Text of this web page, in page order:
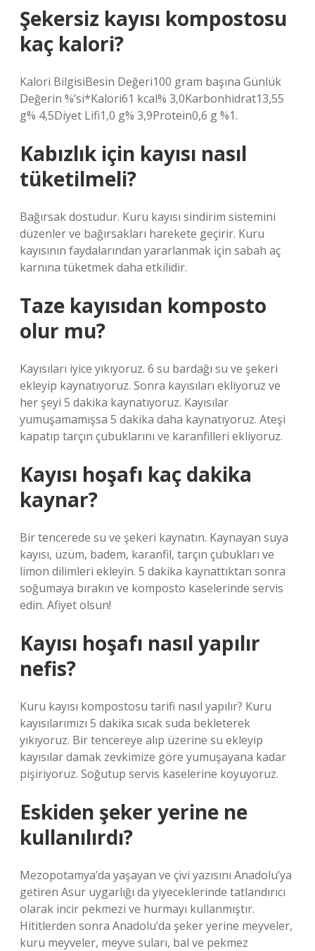
Şekersiz kayısı kompostosu
kaç kalori?
Kalori BilgisiBesin Değeri100 gram başına Günlük
Değerin %’si*Kalori61 kcal% 3,0Karbonhidrat13,55
g% 4,5Diyet Lifi1,0 g% 3,9Protein0,6 g %1.
Kabızlık için kayısı nasıl
tüketilmeli?
Bağırsak dostudur. Kuru kayısı sindirim sistemini
düzenler ve bağırsakları harekete geçirir. Kuru
kayısının faydalarından yararlanmak için sabah aç
karnına tüketmek daha etkilidir.
Taze kayısıdan komposto
olur mu?
Kayısıları iyice yıkıyoruz. 6 su bardağı su ve şekeri
ekleyip kaynatıyoruz. Sonra kayısıları ekliyoruz ve
her şeyi 5 dakika kaynatıyoruz. Kayısılar
yumuşamamışsa 5 dakika daha kaynatıyoruz. Ateşi
kapatıp tarçın çubuklarını ve karanfilleri ekliyoruz.
Kayısı hoşafı kaç dakika
kaynar?
Bir tencerede su ve şekeri kaynatın. Kaynayan suya
kayısı, üzüm, badem, karanfil, tarçın çubukları ve
limon dilimleri ekleyin. 5 dakika kaynattıktan sonra
soğumaya bırakın ve komposto kaselerinde servis
edin. Afiyet olsun!
Kayısı hoşafı nasıl yapılır
nefis?
Kuru kayısı kompostosu tarifi nasıl yapılır? Kuru
kayısılarımızı 5 dakika sıcak suda bekleterek
yıkıyoruz. Bir tencereye alıp üzerine su ekleyip
kayısılar damak zevkimize göre yumuşayana kadar
pişiriyoruz. Soğutup servis kaselerine koyuyoruz.
Eskiden şeker yerine ne
kullanılırdı?
Mezopotamya’da yaşayan ve çivi yazısını Anadolu’ya
getiren Asur uygarlığı da yiyeceklerinde tatlandırıcı
olarak incir pekmezi ve hurmayı kullanmıştır.
Hititlerden sonra Anadolu’da şeker yerine meyveler,
kuru meyveler, meyve suları, bal ve pekmez